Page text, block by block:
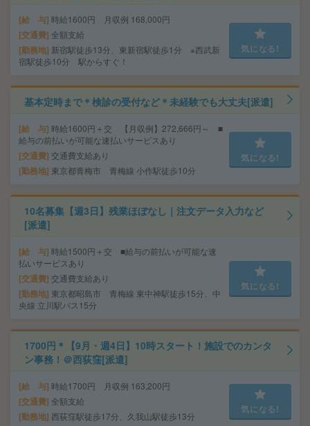
給 与 時給1600円 月収例 168,000円
交通費 全額支給
勤務地 新宿駅徒歩13分、東新宿駅徒歩1分 ※西武新
宿駅徒歩10分 駅からすぐ！
気になる!
基本定時まで＊検診の受付など＊未経験でも大丈夫[派遣]
給 与 時給1600円＋交 【月収例】272,666円～ ■
給与の前払いが可能な速払いサービスあり
交通費 交通費支給あり
勤務地 東京都青梅市 青梅線 小作駅徒歩10分
気になる!
10名募集【週3日】残業ほぼなし｜注文データ入力など
[派遣]
給 与 時給1500円＋交 ■給与の前払いが可能な速
払いサービスあり
交通費 交通費支給あり
勤務地 東京都昭島市 青梅線 東中神駅徒歩15分、中
央線 立川駅バス15分
気になる!
1700円＊【9月・週4日】10時スタート！施設でのカンタ
ン事務！＠西荻窪[派遣]
給 与 時給1700円 月収例 163,200円
交通費 全額支給
勤務地 西荻窪駅徒歩17分、久我山駅徒歩13分
気になる!